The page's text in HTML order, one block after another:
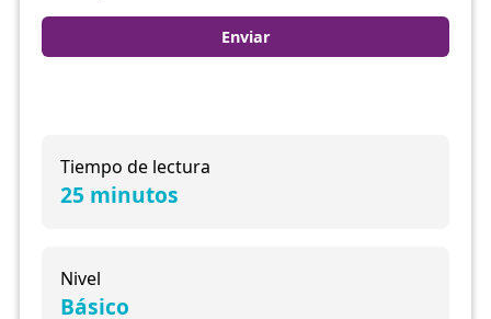
Tiempo de lectura
25 minutos
Nivel
Básico